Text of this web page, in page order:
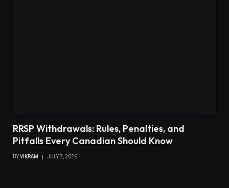
RRSP Withdrawals: Rules, Penalties, and
Pitfalls Every Canadian Should Know
BYVIKRAM JULY 7, 2026